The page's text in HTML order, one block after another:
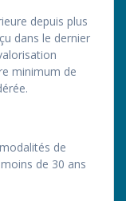
depuis plus
dans le dernier
minimum de
de
de 30 ans